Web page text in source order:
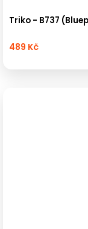
Triko - B737
489 Kč